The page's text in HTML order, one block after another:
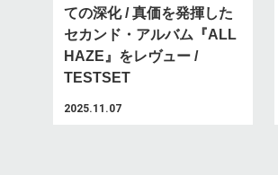
ての深化 / 真価を発揮した
セカンド・アルバム『ALL
HAZE』をレヴュー /
TESTSET
2025.11.07